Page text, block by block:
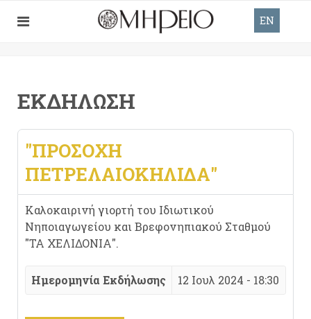
EN
ΕΚΔΉΛΩΣΗ
"ΠΡΟΣΟΧΗ
ΠΕΤΡΕΛΑΙΟΚΗΛΙΔΑ"
Καλοκαιρινή γιορτή του Ιδιωτικού
Νηποιαγωγείου και Βρεφονηπιακού Σταθμού
"ΤΑ ΧΕΛΙΔΟΝΙΑ".
Ημερομηνία Εκδήλωσης 12 Ιουλ 2024 - 18:30